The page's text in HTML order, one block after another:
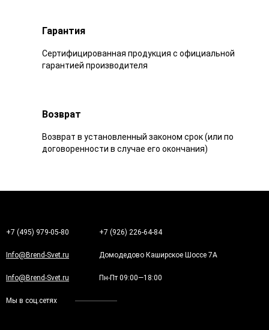
Гарантия
Сертифицированная продукция с официальной
гарантией производителя
Возврат
Возврат в установленный законом срок (или по
договоренности в случае его окончания)
+7 (495) 979-05-80 +7 (926) 226-64-84
Info@Brend-Svet.ru Домодедово Каширское Шоссе 7А
Info@Brend-Svet.ru Пн-Пт 09:00—18:00
Мы в соц.сетях